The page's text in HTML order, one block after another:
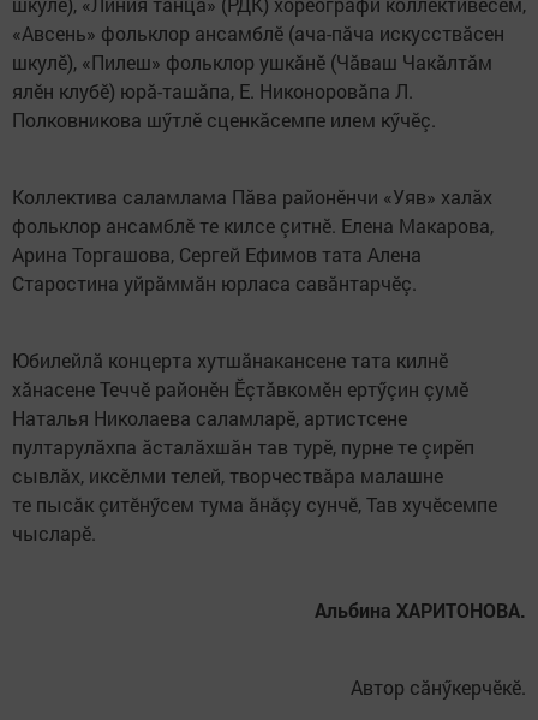
«Авсень» фольклор ансамблӗ (ача-пăча искусствăсен
шкулӗ), «Пилеш» фольклор ушкăнӗ (Чăваш Чакăлтăм
ялӗн клубӗ) юрă-ташăпа, Е. Никоноровăпа Л.
Полковникова шӳтлӗ сценкăсемпе илем кӳчӗç.
Коллектива саламлама Пăва районӗнчи «Уяв» халăх
фольклор ансамблӗ те килсе çитнӗ. Елена Макарова,
Арина Торгашова, Сергей Ефимов тата Алена
Старостина уйрăммăн юрласа савăнтарчӗç.
Юбилейлă концерта хутшăнакансене тата килнӗ
хăнасене Теччӗ районӗн Ӗçтăвкомӗн ертӳçин çумӗ
Наталья Николаева саламларӗ, артистсене
пултарулăхпа ăсталăхшăн тав турӗ, пурне те çирӗп
сывлăх, иксӗлми телей, творчествăра малашне
те пысăк çитӗнӳсем тума ăнăçу сунчӗ, Тав хучӗсемпе
чысларӗ.
Альбина ХАРИТОНОВА.
Автор сăнӳкерчӗкӗ.